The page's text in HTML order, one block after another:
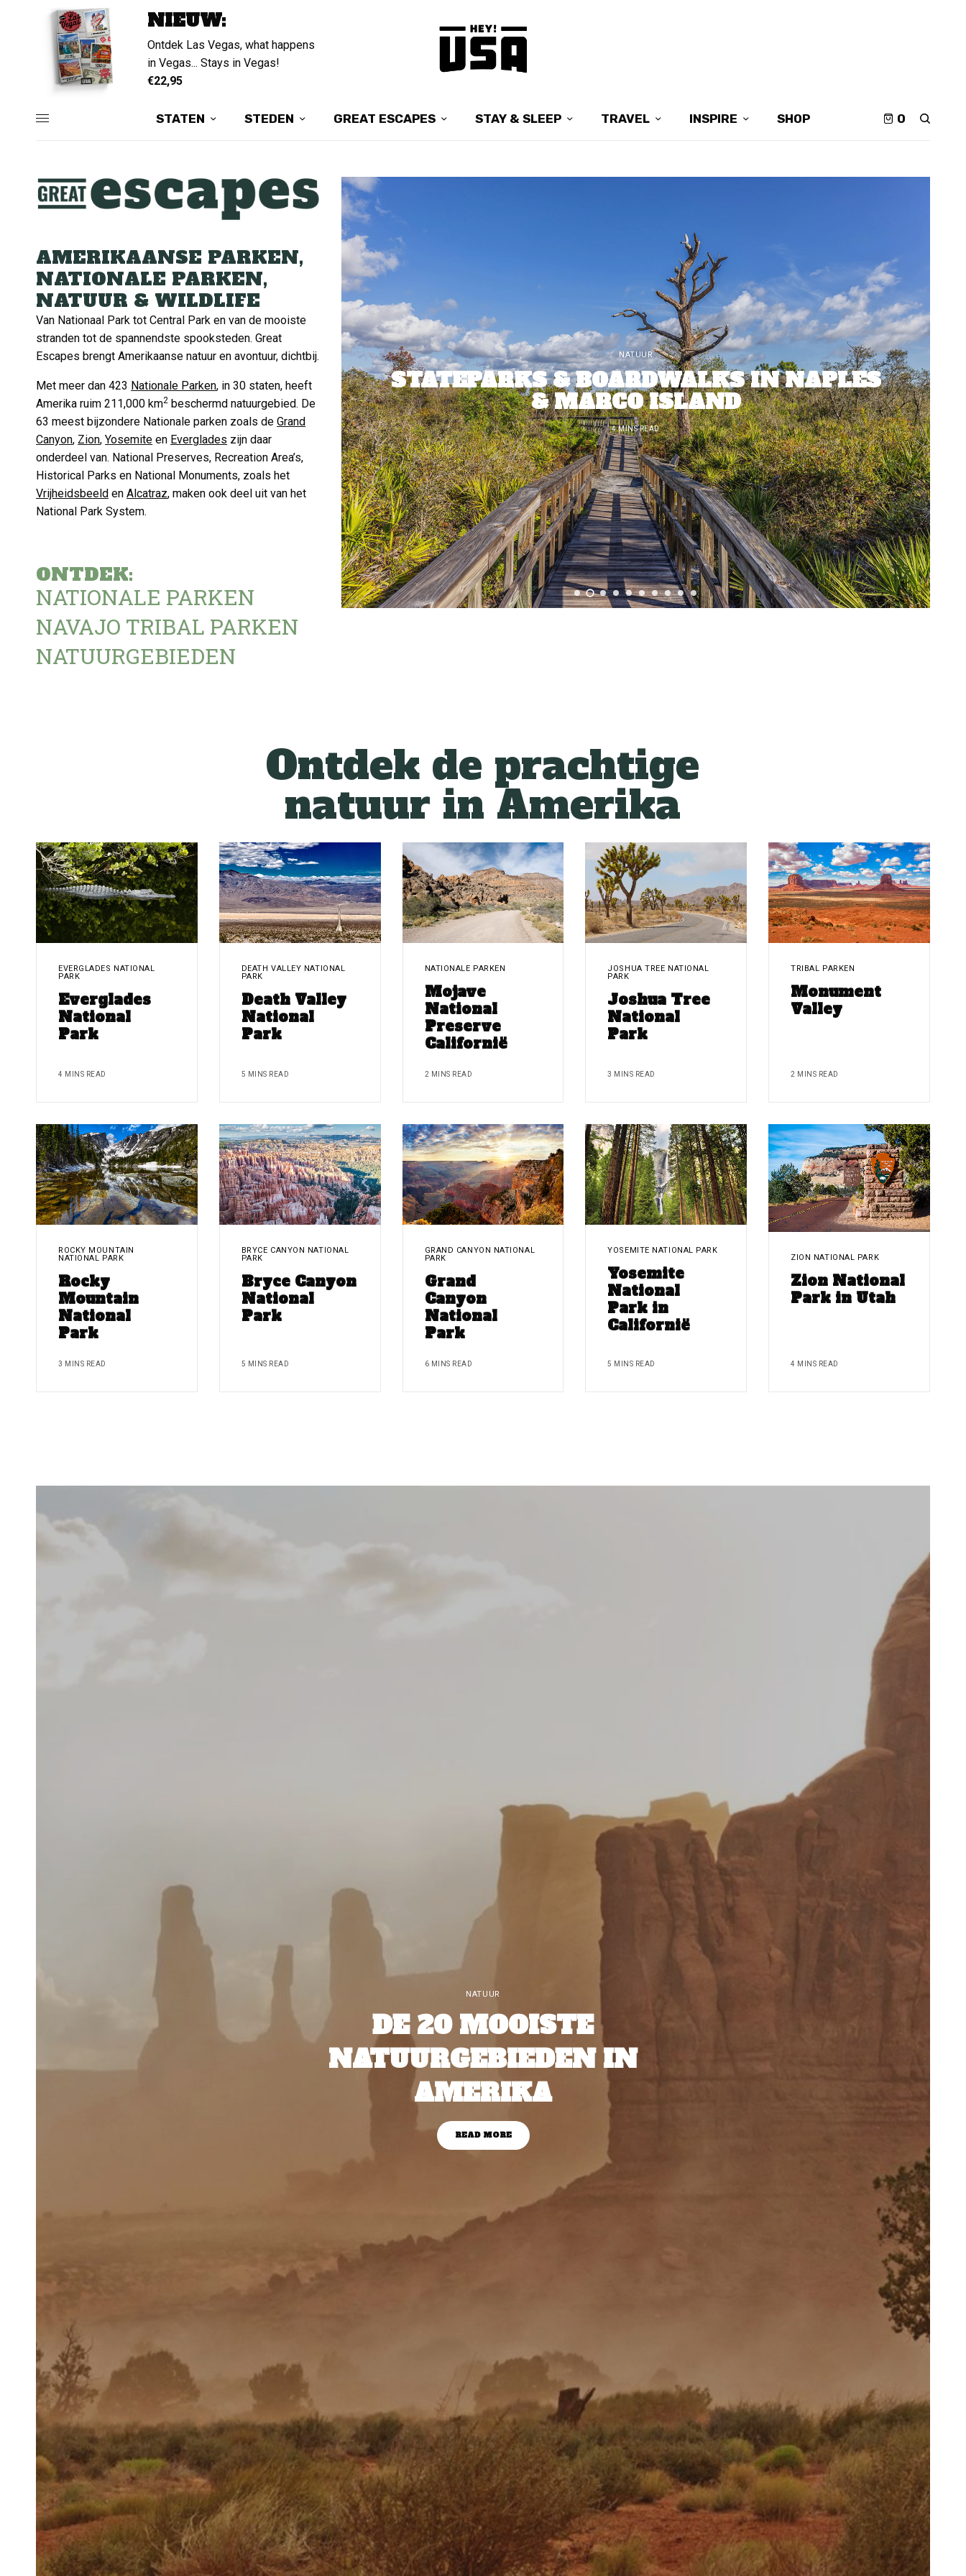
NIEUW:
Ontdek Las Vegas, what happens
in Vegas... Stays in Vegas!
€22,95
STATEN STEDEN GREAT ESCAPES STAY & SLEEP TRAVEL INSPIRE SHOP 0
AMERIKAANSE PARKEN,
NATIONALE PARKEN,
NATUUR & WILDLIFE
Van Nationaal Park tot Central Park en van de mooiste
stranden tot de spannendste spooksteden. Great
Escapes brengt Amerikaanse natuur en avontuur, dichtbij.
Met meer dan 423 Nationale Parken, in 30 staten, heeft
Amerika ruim 211,000 km2 beschermd natuurgebied. De
63 meest bijzondere Nationale parken zoals deGrand
Canyon, Zion,Yosemite en Everglades zijn daar
onderdeel van. National Preserves, Recreation Area’s,
Historical Parks en National Monuments, zoals het
Vrijheidsbeeld enAlcatraz, maken ook deel uit van het
National Park System.
ONTDEK:
NATIONALE PARKEN
NAVAJO TRIBAL PARKEN
NATUURGEBIEDEN
NATUUR
TOT BEREN EN
IN DE GREAT
WEST
4 MINS READ
NATUUR
STATEPARKS & BOARDWALKS IN NAPLES
& MARCO ISLAND
4 MINS READ
Ontdek de prachtige
natuur in Amerika
EVERGLADES NATIONAL
PARK
Everglades
National
Park
4 MINS READ
DEATH VALLEY NATIONAL
PARK
Death Valley
National
Park
5 MINS READ
NATIONALE PARKEN
Mojave
National
Preserve
Californië
2 MINS READ
JOSHUA TREE NATIONAL
PARK
Joshua Tree
National
Park
3 MINS READ
TRIBAL PARKEN
Monument
Valley
2 MINS READ
ROCKY MOUNTAIN
NATIONAL PARK
Rocky
Mountain
National
Park
3 MINS READ
BRYCE CANYON NATIONAL
PARK
Bryce Canyon
National
Park
5 MINS READ
GRAND CANYON NATIONAL
PARK
Grand
Canyon
National
Park
6 MINS READ
YOSEMITE NATIONAL PARK
Yosemite
National
Park in
Californië
5 MINS READ
ZION NATIONAL PARK
Zion National
Park in Utah
4 MINS READ
NATUUR
DE 20 MOOISTE
NATUURGEBIEDEN IN
AMERIKA
READ MORE